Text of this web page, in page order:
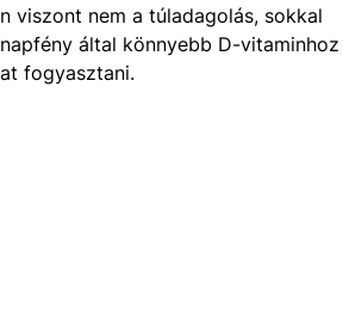
viszont nem a túladagolás, sokkal
által könnyebb D-vitaminhoz
fogyasztani.